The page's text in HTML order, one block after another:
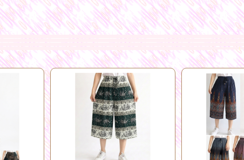
ขายส่งราคาถูก กางเกง ขาสั่นขายส่งราคาถูก กางเกงขายาวขายส่งราคาถูก เสื้อผ้าลูกไม้ขายส่งราคาถูก คอปกผ้าเด้งขายส่งราคาถูก คอกลมแขนสามส่วนขายส่งราคาถูก เสื้อแขนกุดขายส่งรา